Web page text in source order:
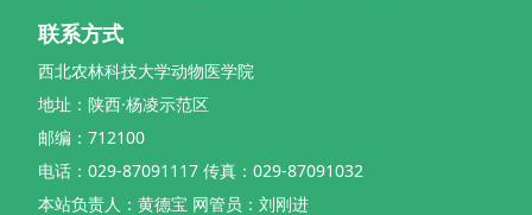
联系方式
西北农林科技大学动物医学院
地址：陕西·杨凌示范区
邮编：712100
电话：029-87091117 传真：029-87091032
本站负责人：黄德宝 网管员：刘刚进